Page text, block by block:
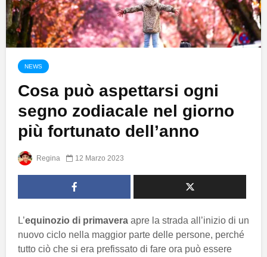
NEWS
Cosa può aspettarsi ogni
segno zodiacale nel giorno
più fortunato dell’anno
Regina 12 Marzo 2023
L’equinozio di primavera apre la strada all’inizio di un
nuovo ciclo nella maggior parte delle persone, perché
tutto ciò che si era prefissato di fare ora può essere